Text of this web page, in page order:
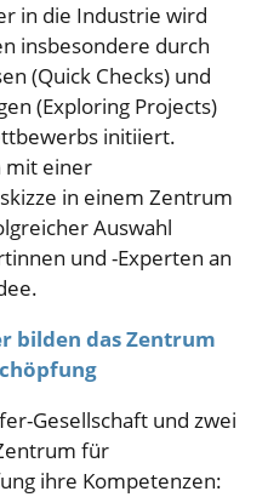
in die Industrie wird
insbesondere durch
(Quick Checks) und
(Exploring Projects)
initiiert.
mit einer
in einem Zentrum
Auswahl
und -Experten an
bilden das Zentrum
Gesellschaft und zwei
für
ihre Kompetenzen: